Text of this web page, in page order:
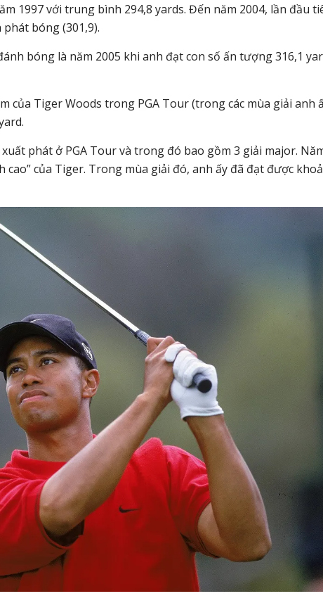
1997 với trung bình 294,8 yards. Đến năm 2004, lần đầu
bóng (301,9).
bóng là năm 2005 khi anh đạt con số ấn tượng 316,1
của Tiger Woods trong PGA Tour (trong các mùa giải anh
phát ở PGA Tour và trong đó bao gồm 3 giải major.
cao” của Tiger. Trong mùa giải đó, anh ấy đã đạt được